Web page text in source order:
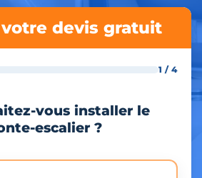
votre devis gratuit
1 / 4
vous installer le
escalier ?